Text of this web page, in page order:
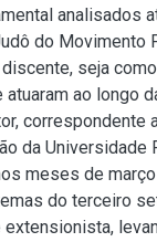
analisados
do Movimento
seja
atuaram ao longo
correspondente
da Universidade
meses de
do terceiro